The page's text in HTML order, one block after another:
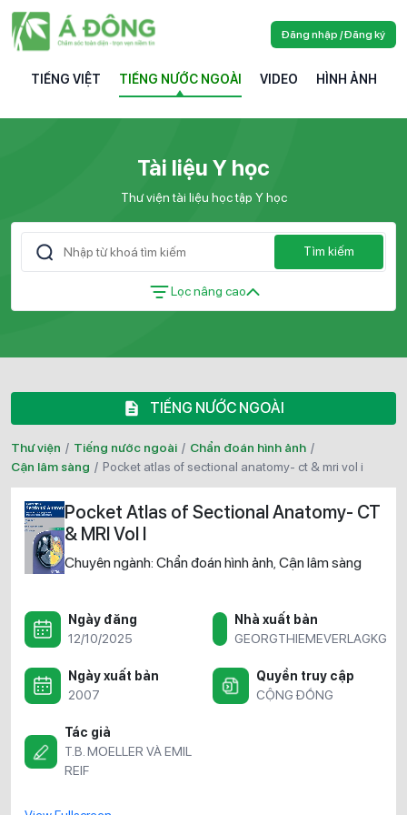
TIẾNG VIỆT TIẾNG NƯỚC NGOÀI VIDEO HÌNH ẢNH
Đăng nhập / Đăng ký
Tài liệu Y học
Thư viện tài liệu học tập Y học
Tìm kiếm
Lọc nâng cao
TIẾNG NƯỚC NGOÀI
Thư viện / Tiếng nước ngoài / Chẩn đoán hình ảnh /
Cận lâm sàng / pocket atlas of sectional anatomy- ct & mri vol i
Pocket Atlas of Sectional Anatomy- CT
& MRI Vol I
Chuyên ngành: Chẩn đoán hình ảnh Cận lâm sàng
Ngày đăng
12/10/2025
Nhà xuất bản
GEORGTHIEMEVERLAGKG
Ngày xuất bản
2007
Quyền truy cập
CỘNG ĐỒNG
Tác giả
T.B. MOELLER VÀ EMIL
REIF